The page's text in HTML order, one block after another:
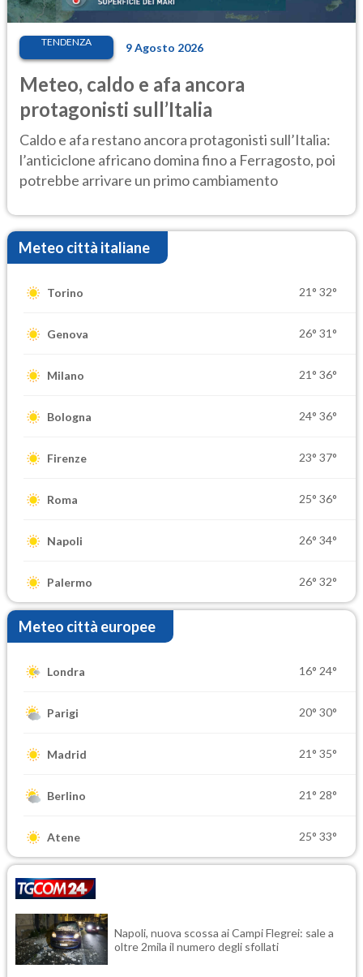
TENDENZA 9 Agosto 2026
Meteo, caldo e afa ancora
protagonisti sull’Italia
Caldo e afa restano ancora protagonisti sull’Italia:
l’anticiclone africano domina fino a Ferragosto, poi
potrebbe arrivare un primo cambiamento
Meteo città italiane
Torino 21° 32°
Genova 26° 31°
Milano 21° 36°
Bologna 24° 36°
Firenze 23° 37°
Roma 25° 36°
Napoli 26° 34°
Palermo 26° 32°
Meteo città europee
Londra 16° 24°
Parigi 20° 30°
Madrid 21° 35°
Berlino 21° 28°
Atene 25° 33°
Napoli, nuova scossa ai Campi Flegrei: sale a
oltre 2mila il numero degli sfollati